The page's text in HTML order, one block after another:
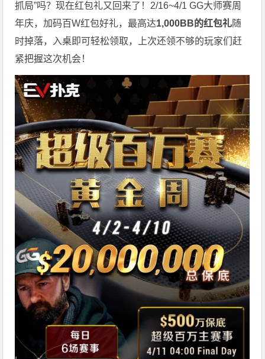
抓局”吗？现在红包礼又回来了！2/16~4/1 GG大师赛周
年庆，加码百W红包好礼，最高达1,000BB的红包礼随
时掉落，入桌即可轻松领取，上次还领不够的玩家们赶
紧把握这次机会！